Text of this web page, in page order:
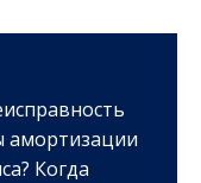
амортизации
Когда